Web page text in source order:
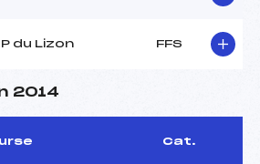
du Lizon FFS
2014
Cat.